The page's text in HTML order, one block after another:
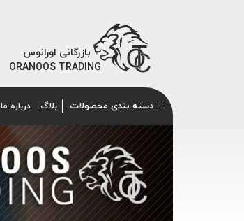
بازرگانی اورانوس
ORANOOS TRADING
دسته بندی محصولات بلاگ درباره ما